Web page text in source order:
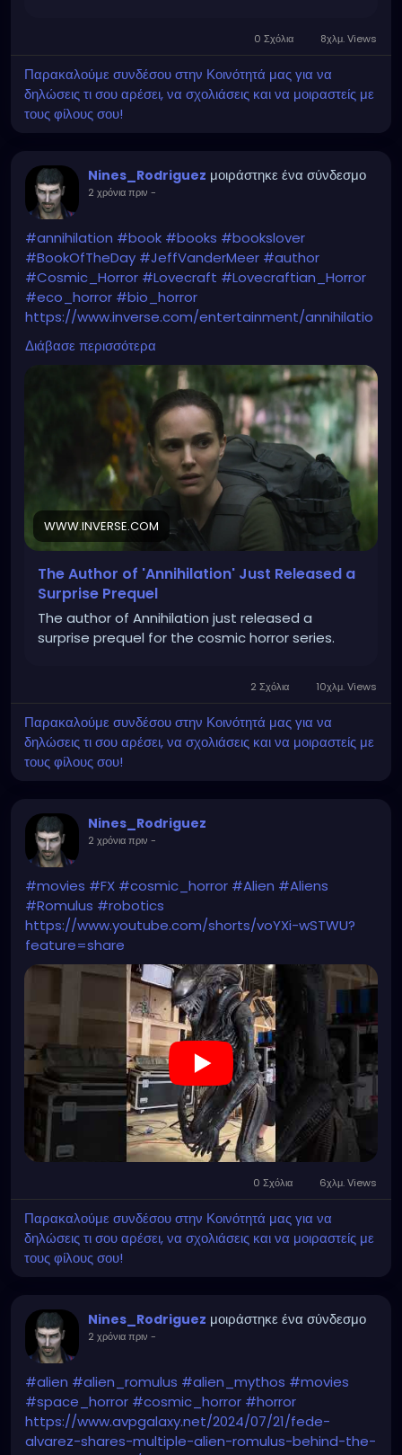
0 Σχόλια 8χλμ. Views
Παρακαλούμε συνδέσου στην Κοινότητά μας για να
δηλώσεις τι σου αρέσει, να σχολιάσεις και να μοιραστείς με
τους φίλους σου!
Nines_Rodriguez μοιράστηκε ένα σύνδεσμο
2 χρόνια πριν -
#annihilation #book #books #bookslover
#BookOfTheDay #JeffVanderMeer #author
#Cosmic_Horror #Lovecraft #Lovecraftian_Horror
#eco_horror #bio_horror
https://www.inverse.com/entertainment/annihilatio
n-prequel-novel-absolution
Διάβασε περισσότερα
WWW.INVERSE.COM
The Author of 'Annihilation' Just Released a
Surprise Prequel
The author of Annihilation just released a
surprise prequel for the cosmic horror series.
2 Σχόλια 10χλμ. Views
Παρακαλούμε συνδέσου στην Κοινότητά μας για να
δηλώσεις τι σου αρέσει, να σχολιάσεις και να μοιραστείς με
τους φίλους σου!
Nines_Rodriguez
2 χρόνια πριν -
#movies #FX #cosmic_horror #Alien #Aliens
#Romulus #robotics
https://www.youtube.com/shorts/voYXi-wSTWU?
feature=share
0 Σχόλια 6χλμ. Views
Παρακαλούμε συνδέσου στην Κοινότητά μας για να
δηλώσεις τι σου αρέσει, να σχολιάσεις και να μοιραστείς με
τους φίλους σου!
Nines_Rodriguez μοιράστηκε ένα σύνδεσμο
2 χρόνια πριν -
#alien #alien_romulus #alien_mythos #movies
#space_horror #cosmic_horror #horror
https://www.avpgalaxy.net/2024/07/21/fede-
alvarez-shares-multiple-alien-romulus-behind-the-